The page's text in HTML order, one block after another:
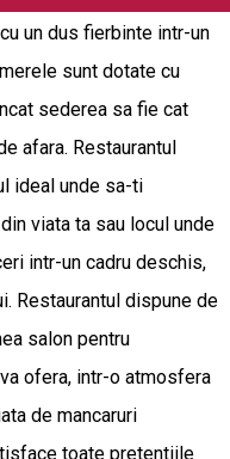
un dus fierbinte intr-un
sunt dotate cu
sederea sa fie cat
afara. Restaurantul
ideal unde sa-ti
viata ta sau locul unde
intr-un cadru deschis,
Restaurantul dispune de
salon pentru
ofera, intr-o atmosfera
de mancaruri
toate pretentiile